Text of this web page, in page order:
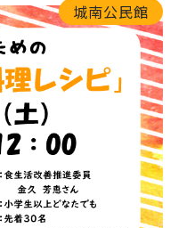
城南公民館